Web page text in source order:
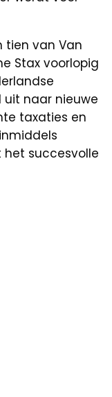
tien van Van
Stax voorlopig
uit naar nieuwe
taxaties en
het succesvolle